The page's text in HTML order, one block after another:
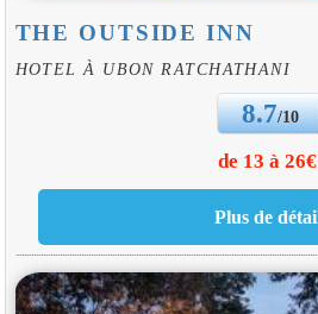
THE OUTSIDE INN
HOTEL À UBON RATCHATHANI
8.7/10
de 13 à 26€